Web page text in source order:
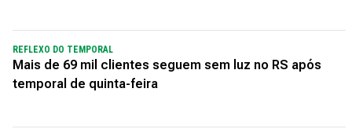
REFLEXO DO TEMPORAL
Mais de 69 mil clientes seguem sem luz no RS após
temporal de quinta-feira